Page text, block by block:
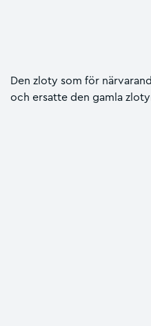
Den zloty som för
och ersatte den gamla